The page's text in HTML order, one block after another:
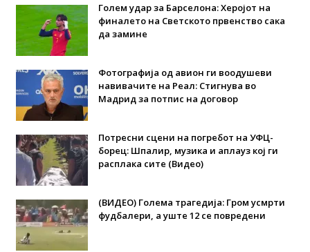
Голем удар за Барселона: Херојот на
финалето на Светското првенство сака
да замине
Фотографија од авион ги воодушеви
навивачите на Реал: Стигнува во
Мадрид за потпис на договор
Потресни сцени на погребот на УФЦ-
борец: Шпалир, музика и аплауз кој ги
расплака сите (Видео)
(ВИДЕО) Голема трагедија: Гром усмрти
фудбалери, а уште 12 се повредени